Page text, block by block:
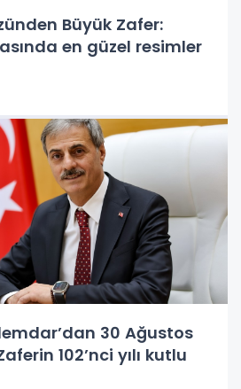
Büyük Zafer:
en güzel resimler
30 Ağustos
102’nci yılı kutlu